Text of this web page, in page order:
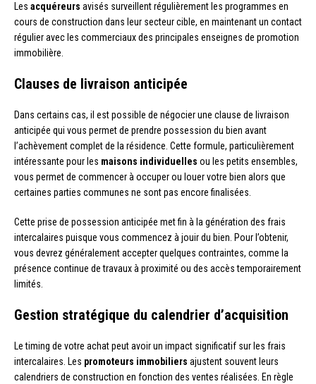
Les acquéreurs avisés surveillent régulièrement les programmes en
cours de construction dans leur secteur cible, en maintenant un contact
régulier avec les commerciaux des principales enseignes de promotion
immobilière.
Clauses de livraison anticipée
Dans certains cas, il est possible de négocier une clause de livraison
anticipée qui vous permet de prendre possession du bien avant
l’achèvement complet de la résidence. Cette formule, particulièrement
intéressante pour les maisons individuelles ou les petits ensembles,
vous permet de commencer à occuper ou louer votre bien alors que
certaines parties communes ne sont pas encore finalisées.
Cette prise de possession anticipée met fin à la génération des frais
intercalaires puisque vous commencez à jouir du bien. Pour l’obtenir,
vous devrez généralement accepter quelques contraintes, comme la
présence continue de travaux à proximité ou des accès temporairement
limités.
Gestion stratégique du calendrier d’acquisition
Le timing de votre achat peut avoir un impact significatif sur les frais
intercalaires. Les promoteurs immobiliers ajustent souvent leurs
calendriers de construction en fonction des ventes réalisées. En règle